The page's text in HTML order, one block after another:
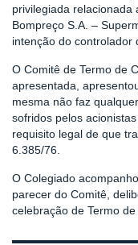
privilegiada relacionada
Bompreço S.A. –
intenção do controlador
O Comitê de Termo de
apresentada,
mesma não faz
sofridos pelos
requisito legal de que
6.385/76.
O Colegiado
parecer do Comitê,
celebração de Termo de